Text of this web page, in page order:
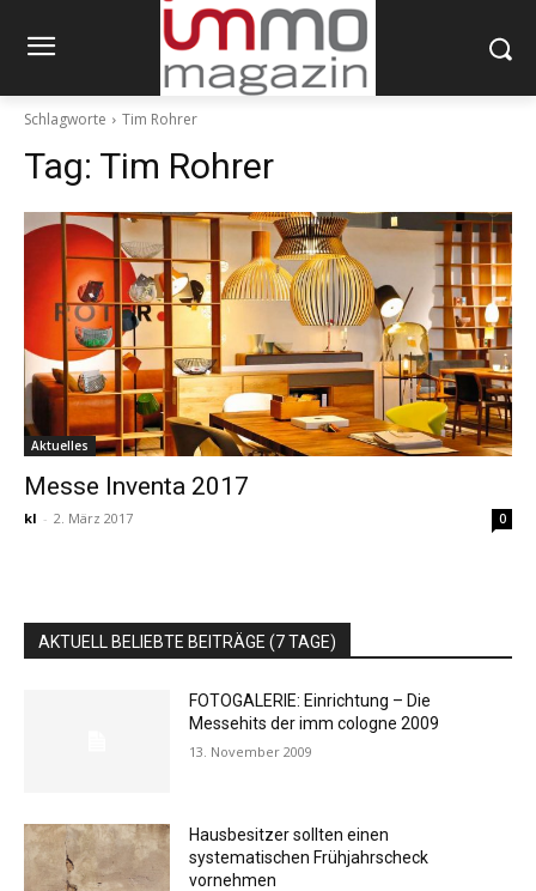
Schlagworte Tim Rohrer
Tag: Tim Rohrer
Aktuelles
Messe Inventa 2017
kl - 2. März 2017 0
AKTUELL BELIEBTE BEITRÄGE (7 TAGE)
FOTOGALERIE: Einrichtung – Die
Messehits der imm cologne 2009
13. November 2009
Hausbesitzer sollten einen
systematischen Frühjahrscheck
vornehmen